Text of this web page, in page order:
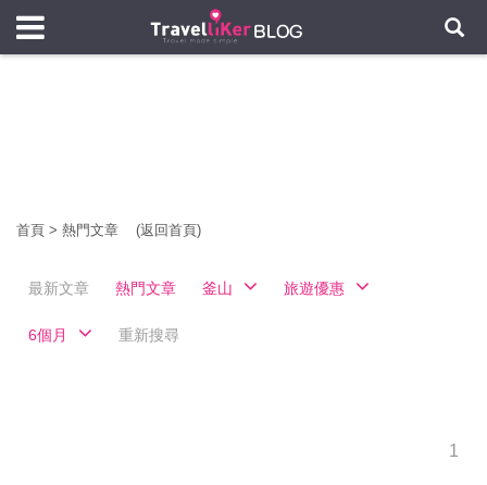
首頁 > 熱門文章 (返回首頁)
最新文章 熱門文章 釜山 旅遊優惠
6個月 重新搜尋
1